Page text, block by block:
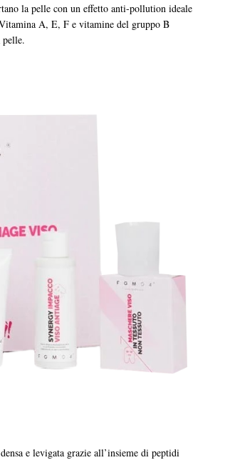
la pelle con un effetto anti-pollution ideale
A, E, F e vitamine del gruppo B
pelle.
e levigata grazie all’insieme di peptidi